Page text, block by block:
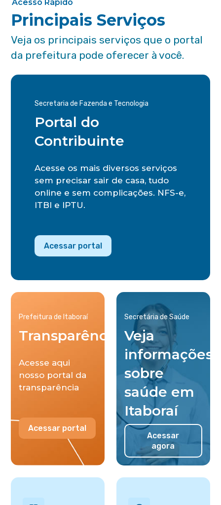
Acesso Rápido
Principais Serviços
Veja os principais serviços que o portal
da prefeitura pode oferecer à você.
Secretaria de Fazenda e Tecnologia
Portal do
Contribuinte
Acesse os mais diversos serviços
sem precisar sair de casa, tudo
online e sem complicações. NFS-e,
ITBI e IPTU.
Acessar portal
Prefeitura de Itaboraí
Transparência
Acesse aqui
nosso portal da
transparência
Acessar portal
Secretária de Saúde
Veja
informações
sobre
saúde em
Itaboraí
Acessar
agora